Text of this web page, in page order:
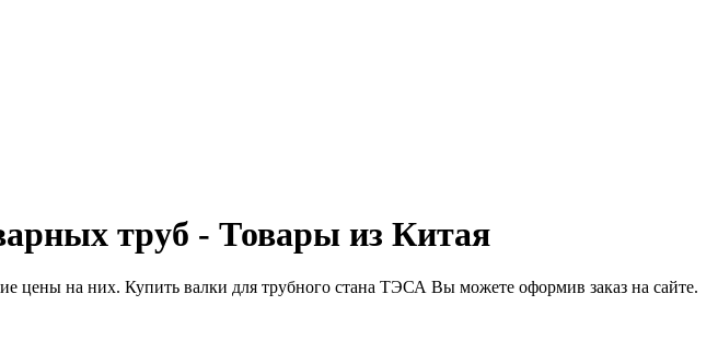
труб - Товары из Китая
цены на них. Купить валки для трубного стана ТЭСА Вы можете оформив заказ на сайте.